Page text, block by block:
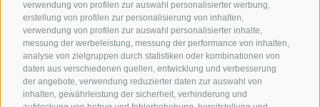
verwendung von profilen zur auswahl personalisierter werbung,
erstellung von profilen zur personalisierung von inhalten,
verwendung von profilen zur auswahl personalisierter inhalte,
messung der werbeleistung, messung der performance von inhalten,
analyse von zielgruppen durch statistiken oder kombinationen von
daten aus verschiedenen quellen, entwicklung und verbesserung
der angebote, verwendung reduzierter daten zur auswahl von
inhalten, gewährleistung der sicherheit, verhinderung und
3:17 h
Aufstieg
550 hm
Abstieg
546 hm
Höchster Punkt